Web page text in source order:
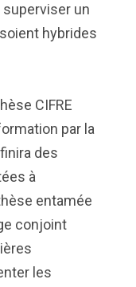
un
hybrides
CIFRE
par la
des
à
entamée
conjoint
les